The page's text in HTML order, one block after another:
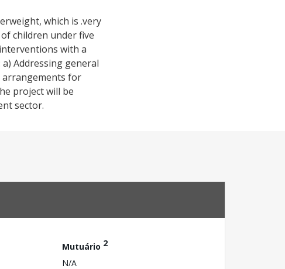
which is .very
children under five
with a
Addressing general
for
project will be
sector.
Mutuário 2
N/A